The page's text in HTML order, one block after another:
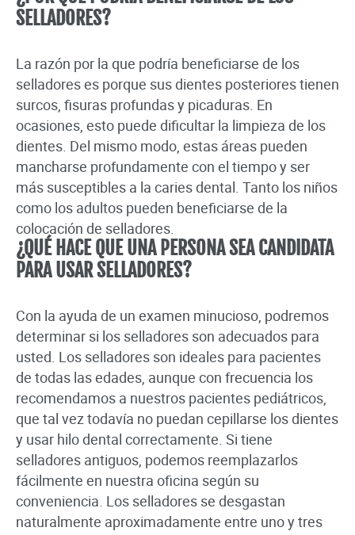
SELLADORES?
La razón por la que podría beneficiarse de los
selladores es porque sus dientes posteriores tienen
surcos, fisuras profundas y picaduras. En
ocasiones, esto puede dificultar la limpieza de los
dientes. Del mismo modo, estas áreas pueden
mancharse profundamente con el tiempo y ser
más susceptibles a la caries dental. Tanto los niños
como los adultos pueden beneficiarse de la
colocación de selladores.
¿QUÉ HACE QUE UNA PERSONA SEA CANDIDATA
PARA USAR SELLADORES?
Con la ayuda de un examen minucioso, podremos
determinar si los selladores son adecuados para
usted. Los selladores son ideales para pacientes
de todas las edades, aunque con frecuencia los
recomendamos a nuestros pacientes pediátricos,
que tal vez todavía no puedan cepillarse los dientes
y usar hilo dental correctamente. Si tiene
selladores antiguos, podemos reemplazarlos
fácilmente en nuestra oficina según su
conveniencia. Los selladores se desgastan
naturalmente aproximadamente entre uno y tres